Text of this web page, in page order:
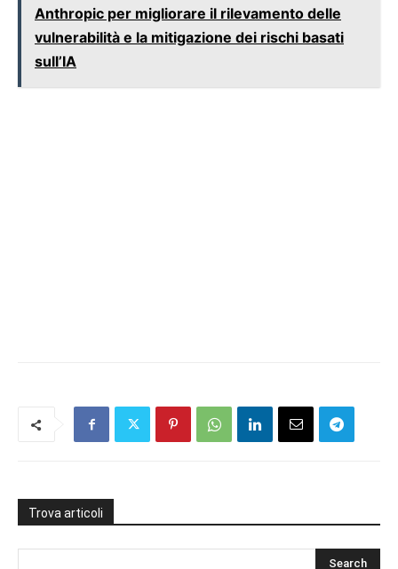
Anthropic per migliorare il rilevamento delle
vulnerabilità e la mitigazione dei rischi basati
sull’IA
Trova articoli